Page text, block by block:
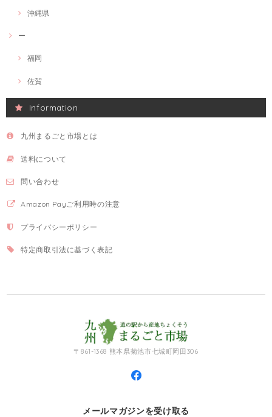
沖縄県
ー
福岡
佐賀
Information
九州まるごと市場とは
送料について
問い合わせ
Amazon Payご利用時の注意
プライバシーポリシー
特定商取引法に基づく表記
〒861-1368 熊本県菊池市七城町岡田306
メールマガジンを受け取る